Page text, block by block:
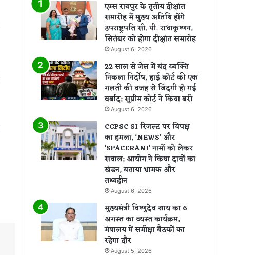
एम्स रायपुर के तृतीय दीक्षांत
समारोह में मुख्य अतिथि होंगे
उपराष्ट्रपति सी. पी. राधाकृष्णन,
सितंबर को होगा दीक्षांत समारोह
August 6, 2026
22 साल से जेल में बंद व्यक्ति
निकला निर्दोष, हाई कोर्ट की एक
गलती की वजह से जिंदगी हो गई
बर्बाद; सुप्रीम कोर्ट ने किया बरी
August 6, 2026
CGPSC SI रिजल्ट पर विपक्ष
का हमला, ‘NEWS’ और
‘SPACERANI’ नामों को लेकर
सवाल; आयोग ने किया दावों का
खंडन, बताया भ्रामक और
तथ्यहीन
August 6, 2026
मुख्यमंत्री विष्णुदेव साय का 6
अगस्त का व्यस्त कार्यक्रम,
मंत्रालय में समीक्षा बैठकों का
रहेगा दौर
August 5, 2026